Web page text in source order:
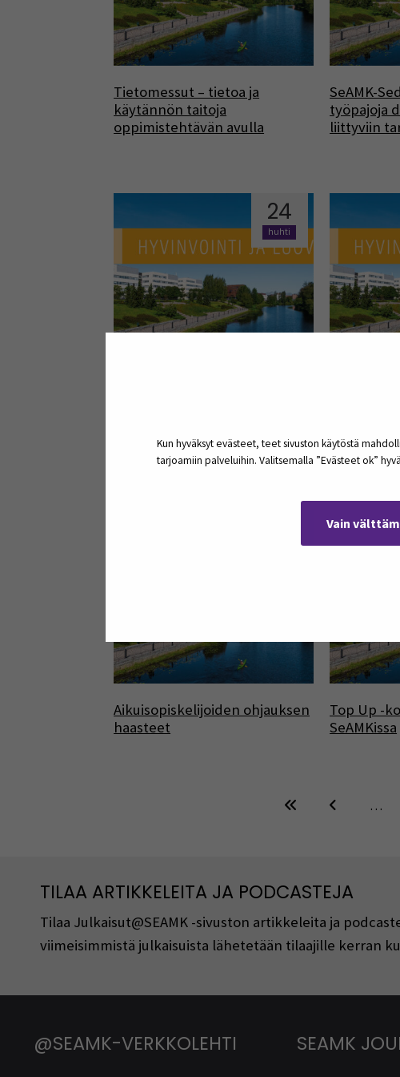
Kun hyväksyt evästeet, teet sivuston käytöstä
tarjoamiin palveluihin. Valitsemalla ”Evästeet ok”
Vain
Tietomessut – tietoa ja
käytännön taitoja
oppimistehtävän avulla
SeAMK-
työpajoja
liittyviin
24
huhti
Pohjanmaalla
TAKO -
Aikuisopiskelijoiden ohjauksen
haasteet
Top Up -
SeAMKissa
…
TILAA ARTIKKELEITA JA PODCASTEJA
Tilaa Julkaisut@SEAMK -sivuston artikkeleita ja
viimeisimmistä julkaisuista lähetetään tilaajille kerran
@SEAMK-VERKKOLEHTI SEAMK